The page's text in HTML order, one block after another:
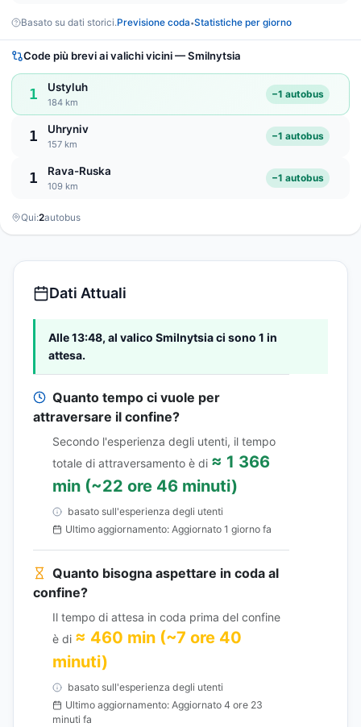
Basato su dati storici.Previsione coda•Statistiche per giorno
Code più brevi ai valichi vicini — Smilnytsia
1 Ustyluh
184 km
−1 autobus
1 Uhryniv
157 km
−1 autobus
1 Rava-Ruska
109 km
−1 autobus
Qui:2autobus
Dati Attuali
Alle 13:48, al valico Smilnytsia ci sono 1 in
attesa.
Quanto tempo ci vuole per
attraversare il confine?
Secondo l'esperienza degli utenti, il tempo
totale di attraversamento è di ≈ 1 366
min (~22 ore 46 minuti)
basato sull'esperienza degli utenti
Ultimo aggiornamento: Aggiornato 1 giorno fa
Quanto bisogna aspettare in coda al
confine?
Il tempo di attesa in coda prima del confine
è di ≈ 460 min (~7 ore 40
minuti)
basato sull'esperienza degli utenti
Ultimo aggiornamento: Aggiornato 4 ore 23
minuti fa